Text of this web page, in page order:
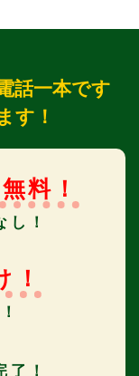
話一本です
す！
料！
し！
！
！